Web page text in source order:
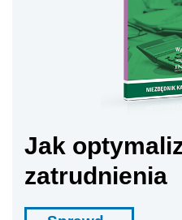
Jak
zatrudnienia